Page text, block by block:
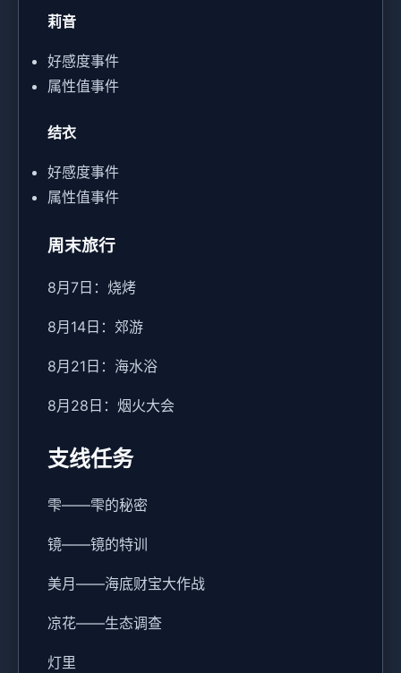
莉音
好感度事件
属性值事件
结衣
好感度事件
属性值事件
周末旅行
8月7日：烧烤
8月14日：郊游
8月21日：海水浴
8月28日：烟火大会
支线任务
雫——雫的秘密
镜——镜的特训
美月——海底财宝大作战
凉花——生态调查
灯里